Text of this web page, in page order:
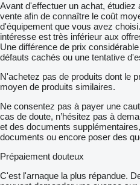
Avant d'effectuer un achat,
vente afin de connaître le coût
d'équipement que vous avez
intéresse est très inférieur aux
Une différence de prix
défauts cachés ou une tentative
N'achetez pas de produits dont le
moyen de produits similaires.
Ne consentez pas à payer une
cas de doute, n’hésitez pas à
et des documents
documents ou encore poser des
Prépaiement douteux
C'est l'arnaque la plus répandue.